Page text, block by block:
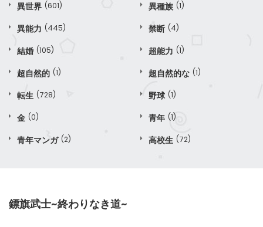
異世界 (601) 異種族 (1)
異能力 (445) 禁断 (4)
結婚 (105) 超能力 (1)
超自然的 (1) 超自然的な (1)
転生 (728) 野球 (1)
金 (0) 青年 (1)
青年マンガ (2) 高校生 (72)
鏢旗武士~終わりなき道~